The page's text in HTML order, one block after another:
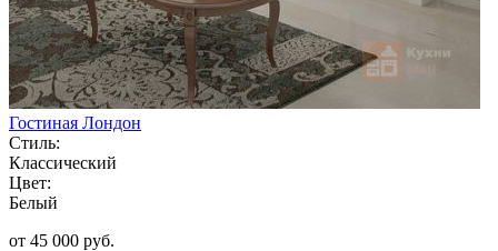
Гостиная Лондон
Стиль:
Классический
Цвет:
Белый
от 45 000 руб.